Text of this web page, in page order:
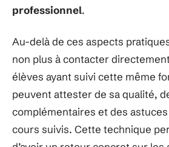
professionnel.
Au-delà de ces aspects
non plus à contacter
élèves ayant suivi cette même
peuvent attester de sa qualité,
complémentaires et des
cours suivis. Cette technique